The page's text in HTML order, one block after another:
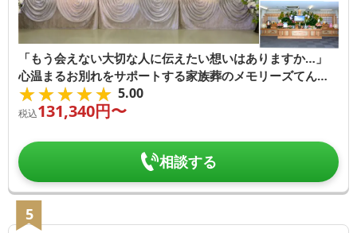
「もう会えない大切な人に伝えたい想いはありますか…」
心温まるお別れをサポートする家族葬のメモリーズてんそ
うです
★★★★★
★★★★★ 5.00
税込131,340円〜
相談する
5